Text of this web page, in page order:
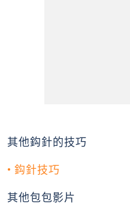
其他鈎針的技巧
• 鈎針技巧
其他包包影片